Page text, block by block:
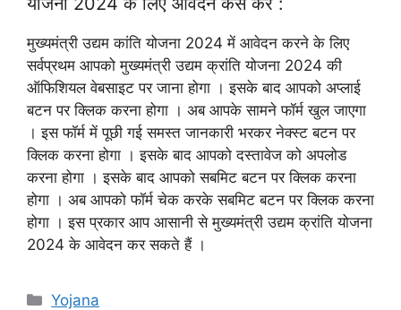
मुख्यमंत्री उद्यम कांति योजना 2024 में आवेदन करने के लिए
सर्वप्रथम आपको मुख्यमंत्री उद्यम क्रांति योजना 2024 की
ऑफिशियल वेबसाइट पर जाना होगा । इसके बाद आपको अप्लाई
बटन पर क्लिक करना होगा । अब आपके सामने फॉर्म खुल जाएगा
। इस फॉर्म में पूछी गई समस्त जानकारी भरकर नेक्स्ट बटन पर
क्लिक करना होगा । इसके बाद आपको दस्तावेज को अपलोड
करना होगा । इसके बाद आपको सबमिट बटन पर क्लिक करना
होगा । अब आपको फॉर्म चेक करके सबमिट बटन पर क्लिक करना
होगा । इस प्रकार आप आसानी से मुख्यमंत्री उद्यम क्रांति योजना
2024 के आवेदन कर सकते हैं ।
Categories
Yojana